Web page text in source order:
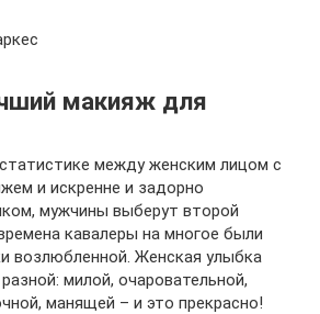
макияж для
между женским лицом с
и искренне и задорно
мужчины выберут второй
кавалеры на многое были
возлюбленной. Женская улыбка
милой, очаровательной,
манящей – и это прекрасно!